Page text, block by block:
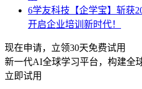
6学友科技【企学宝】斩获
开启企业培训新时代！
现在申请，立领30天免费试用
新一代AI全球学习平台，构建全
立即试用